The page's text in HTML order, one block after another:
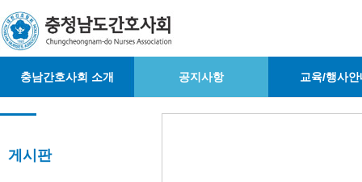
충남간호사회 소개 공지사항 교육/행사안
게시판